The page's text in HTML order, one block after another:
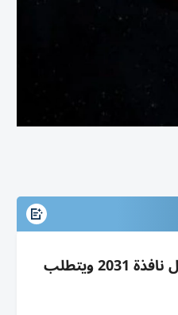
اكتشاف ممر فضائي مستوحى من كويكب 2001 CA21 يختصر رحلة المريخ إلى 153 يوماً؛ أفضل نافذة 2031 ويتطلب